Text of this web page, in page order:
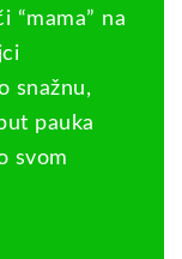
“mama” na
snažnu,
pauka
svom